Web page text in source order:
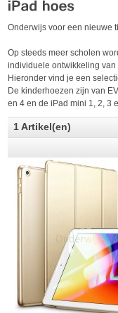
Onderwijs voor een nieuwe
Op steeds meer scholen
individuele ontwikkeling
Hieronder vind je een
De kinderhoezen zijn van
en 4 en de iPad mini 1, 2, 3
1 Artikel(en)